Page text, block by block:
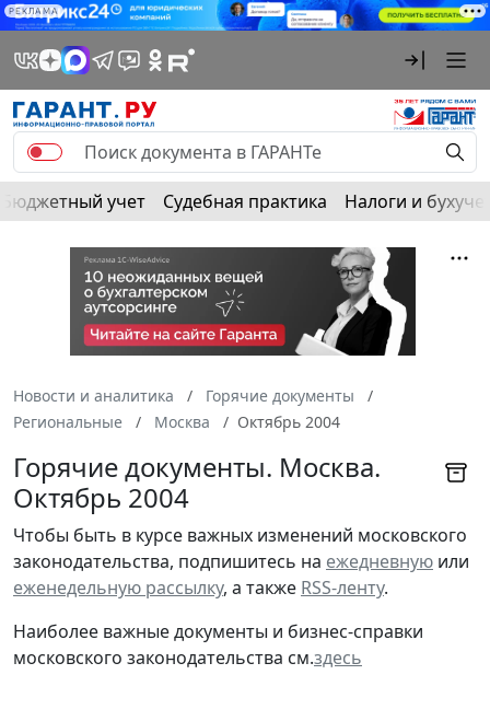
РЕКЛАМА
Бюджетный учет Судебная практика Налоги и
Новости и аналитика
Горячие документы
Региональные
Москва Октябрь 2004
Горячие документы. Москва.
Октябрь 2004
Чтобы быть в курсе важных изменений московского
законодательства, подпишитесь на ежедневную или
еженедельную рассылку, а также RSS-ленту.
Наиболее важные документы и бизнес-справки
московского законодательства см.здесь